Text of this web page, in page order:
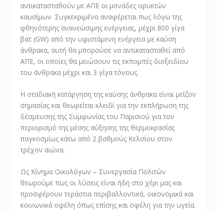
αντικατασταθούν με ΑΠΕ οι μονάδες ορυκτών
καυσίμων. Συγκεκριμένα αναφέρεται πως λόγω της
φθηνότερης ανανεώσιμης ενέργειας, μέχρι 800 γίγα
βατ (GW) από την υφιστάμενη ενέργεια με καύση
άνθρακα, αυτή θα μπορούσε να αντικατασταθεί από
ΑΠΕ, οι οποίες θα μειώσουν τις εκπομπές διοξειδίου
του άνθρακα μέχρι και 3 γίγα τόνους.
Η σταδιακή κατάργηση της καύσης άνθρακα είναι μείζον
σημασίας και θεωρείται κλειδί για την εκπλήρωση της
δέσμευσης της Συμφωνίας του Παρισιού για τον
περιορισμό της μέσης αύξησης της θερμοκρασίας
παγκοσμίως κάτω από 2 βαθμούς Κελσίου στον
τρέχον αιώνα.
Ως Κίνημα Οικολόγων – Συνεργασία Πολιτών
θεωρούμε πως οι λύσεις είναι ήδη στο χέρι μας και
προσφέρουν τεράστια περιβαλλοντικά, οικονομικά και
κοινωνικά οφέλη όπως επίσης και οφέλη για την υγεία.